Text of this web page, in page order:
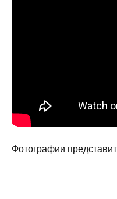
Фотографии